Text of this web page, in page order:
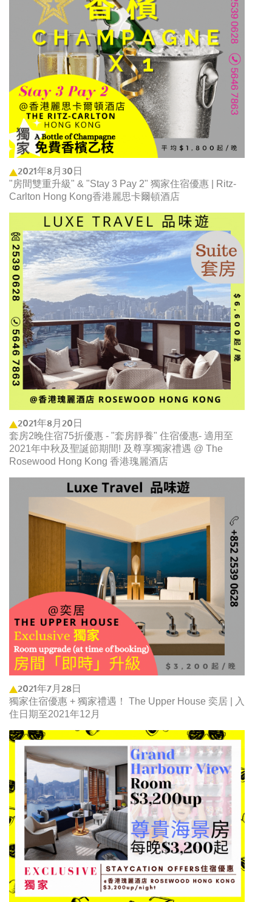
2021年8月30日
"房間雙重升級" & "Stay 3 Pay 2" 獨家住宿優惠 | Ritz-
Carlton Hong Kong香港麗思卡爾頓酒店
2021年8月20日
套房2晚住宿75折優惠 - "套房靜養" 住宿優惠- 適用至
2021年中秋及聖誕節期間! 及尊享獨家禮遇 @ The
Rosewood Hong Kong 香港瑰麗酒店
2021年7月28日
獨家住宿優惠 + 獨家禮遇！ The Upper House 奕居 | 入
住日期至2021年12月